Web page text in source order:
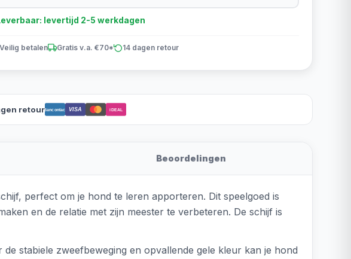
levertijd 2-5 werkdagen
Veilig betalen Gratis v.a. €70* 14 dagen retour
retourBancontact VISA iDEAL
Beoordelingen
perfect om je hond te leren apporteren. Dit speelgoed is
en de relatie met zijn meester te verbeteren. De schijf is
stabiele zweefbeweging en opvallende gele kleur kan je hond